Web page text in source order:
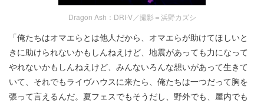
Dragon Ash：DRI-V／撮影＝浜野カズシ
「俺たちはオマエらとは他人だから、オマエらが助けてほしいと
きに助けられないかもしんねえけど、地震があっても力になって
やれないかもしんねえけど、みんないろんな想いがあって生きて
いて、それでもライヴハウスに来たら、俺たちは一つだって胸を
張って言えるんだ。夏フェスでもそうだし、野外でも、屋内でも